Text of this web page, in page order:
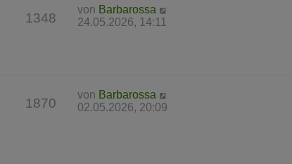
1348
von Barbarossa
24.05.2026, 14:11
1870
von Barbarossa
02.05.2026, 20:09